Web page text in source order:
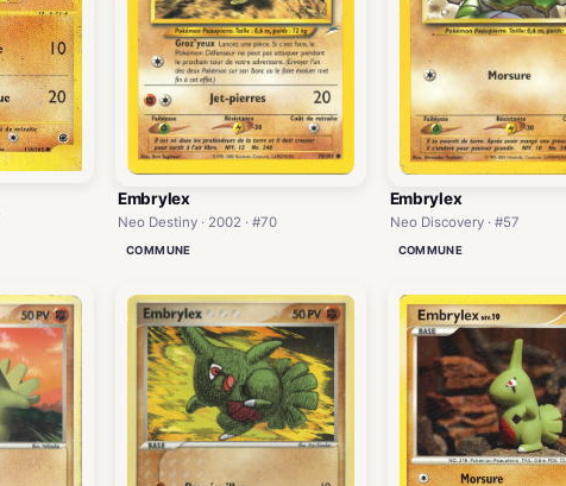
Embrylex
Neo Destiny · 2002 · #70
COMMUNE
Embrylex
Neo Discovery · #57
COMMUNE